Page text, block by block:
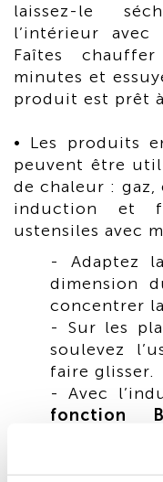
laissez-le
l’intérieur avec
Faîtes
minutes et
produit est prêt
• Les produits
peuvent être
de chaleur : gaz,
induction et
ustensiles avec
- Adaptez
dimension
concentrer
- Sur les
soulevez
faire glisser.
- Avec
fonction
puissance
très